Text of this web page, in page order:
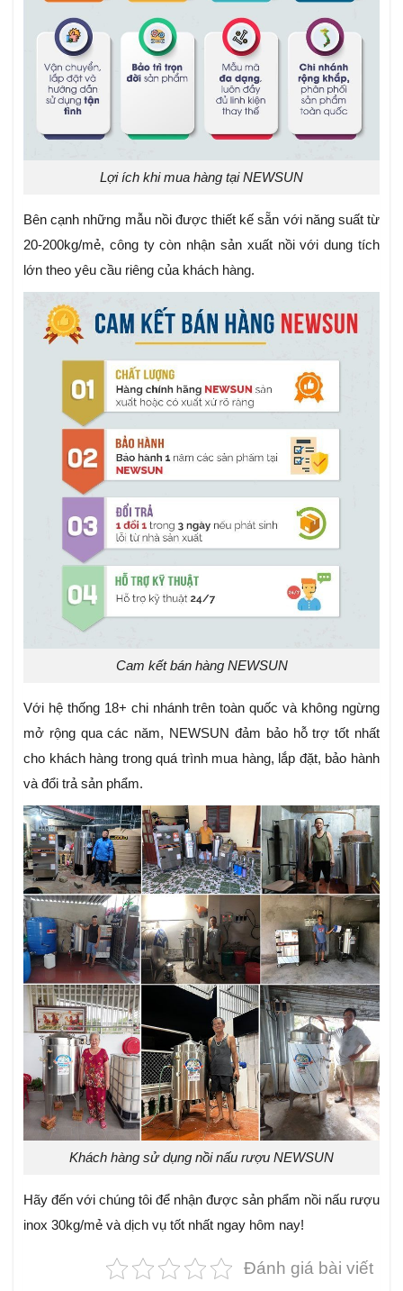
Lợi ích khi mua hàng tại NEWSUN
Bên cạnh những mẫu nồi được thiết kế sẵn với năng suất từ
20-200kg/mẻ, công ty còn nhận sản xuất nồi với dung tích
lớn theo yêu cầu riêng của khách hàng.
Cam kết bán hàng NEWSUN
Với hệ thống 18+ chi nhánh trên toàn quốc và không ngừng
mở rộng qua các năm, NEWSUN đảm bảo hỗ trợ tốt nhất
cho khách hàng trong quá trình mua hàng, lắp đặt, bảo hành
và đổi trả sản phẩm.
Khách hàng sử dụng nồi nấu rượu NEWSUN
Hãy đến với chúng tôi để nhận được sản phẩm nồi nấu rượu
inox 30kg/mẻ và dịch vụ tốt nhất ngay hôm nay!
Đánh giá bài viết